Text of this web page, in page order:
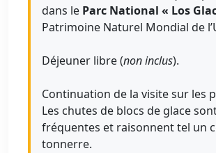
dans le Parc National « Los
Patrimoine Naturel Mondial de
Déjeuner libre (non inclus).
Continuation de la visite sur les
Les chutes de blocs de glace
fréquentes et raisonnent tel un
tonnerre.